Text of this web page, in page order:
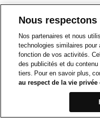
Nous
Nos partenaires et nous
technologies similaires pour
fonction de vos activités.
des publicités et du
tiers. Pour en savoir plus,
au respect de la vie privée